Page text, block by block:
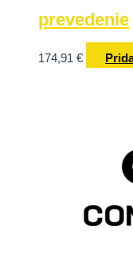
prevedenie
174,91 €